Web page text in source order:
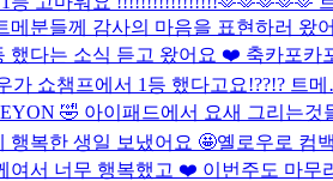
분들께 감사의 마음을 표현하러
했다는 소식 듣고 왔어요 ❤️ 축카포
가 쇼챔프에서 1등 했다고요!??!?
🤣 아이패드에서 요새 그리는것
행복한 생일 보냈어요 🤩옐로우로 컴
여서 너무 행복했고 ❤️ 이번주도 마